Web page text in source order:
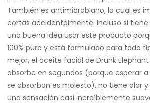
También es antimicrobiano, lo cual es
cortas accidentalmente. Incluso si tiene
una buena idea usar este producto
100% puro y está formulado para todo
mejor, el aceite facial de Drunk
absorbe en segundos (porque esperar
se absorban es molesto), no tiene olor
una sensación casi increíblemente